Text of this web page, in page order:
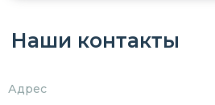
Наши контакты
Адрес